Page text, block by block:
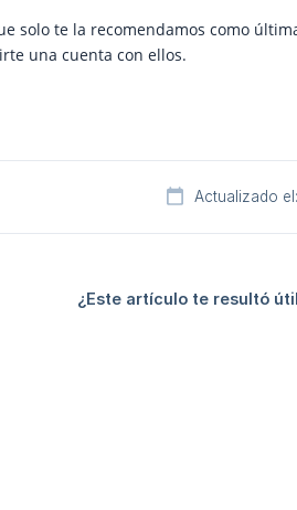
solo te la recomendamos como
una cuenta con ellos.
Actualizado
¿Este artículo te resultó